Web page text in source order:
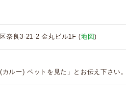
奈良3-21-2 金丸ビル1F (地図)
ルー) ペットを見た」とお伝え下さい。